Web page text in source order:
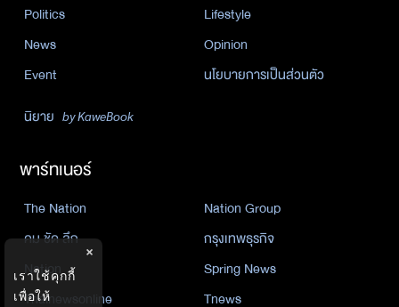
Politics
Lifestyle
News
Opinion
Event
นโยบายการเป็นส่วนตัว
นิยาย by KaweBook
พาร์ทเนอร์
The Nation
Nation Group
คม ชัด ลึก
กรุงเทพธุรกิจ
Nation
Spring News
Thainewsonline
Tnews
×
เราใช้คุกกี้
เพื่อให้